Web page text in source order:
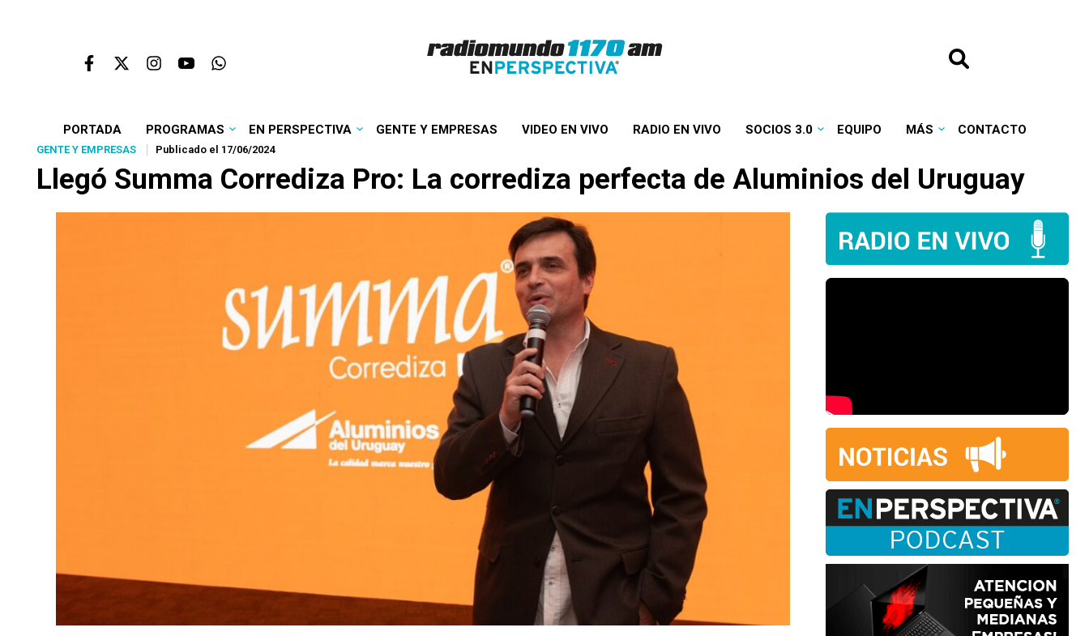
PORTADA PROGRAMAS EN PERSPECTIVA GENTE Y EMPRESAS VIDEO EN VIVO RADIO EN VIVO SOCIOS 3.0 EQUIPO MÁS CONTACTO
GENTE Y EMPRESAS Publicado el 17/06/2024
Llegó Summa Corrediza Pro: La corrediza perfecta de Aluminios del Uruguay